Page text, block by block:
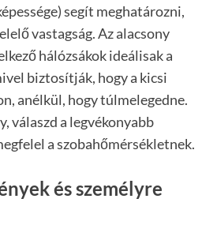
segít meghatározni,
vastagság. Az alacsony
hálózsákok ideálisak a
biztosítják, hogy a kicsi
anélkül, hogy túlmelegedne.
válaszd a legvékonyabb
a szobahőmérsékletnek.
és személyre